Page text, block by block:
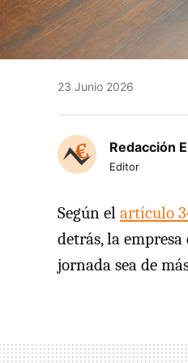
23 Junio 2026
Redacción
Editor
Según el artículo
detrás, la
jornada sea de